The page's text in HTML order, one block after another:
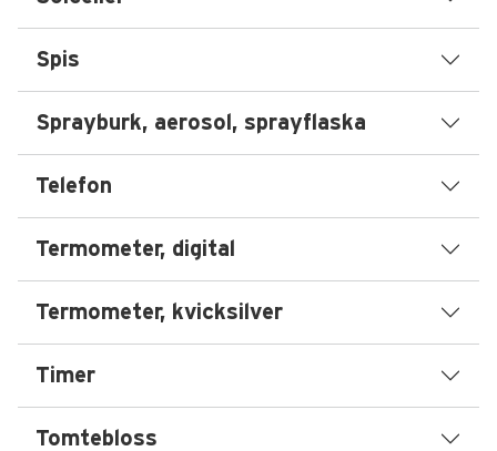
Spis
Sprayburk, aerosol, sprayflaska
Telefon
Termometer, digital
Termometer, kvicksilver
Timer
Tomtebloss